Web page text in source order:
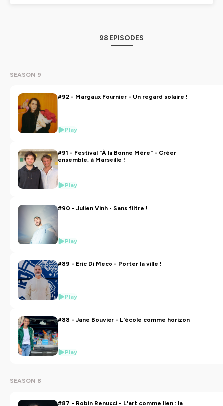
Je suis Caroline Bindel, journaliste basée à Marseille.
Bienvenue dans Cité Radieuse !
confidentialite
98 EPISODES
SEASON 9
#92 - Margaux Fournier - Un regard solaire !
Play
#91 - Festival "À la Bonne Mère" - Créer
ensemble, à Marseille !
Play
#90 - Julien Vinh - Sans filtre !
Play
#89 - Eric Di Meco - Porter la ville !
Play
#88 - Jane Bouvier - L'école comme horizon
Play
SEASON 8
#87 - Robin Renucci - L'art comme lien : la